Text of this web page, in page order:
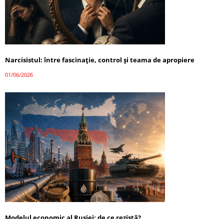
Narcisistul: între fascinație, control și teama de apropiere
01/06/2026